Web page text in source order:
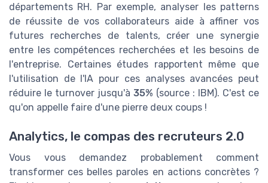
départements RH. Par exemple, analyser les patterns
de réussite de vos collaborateurs aide à affiner vos
futures recherches de talents, créer une synergie
entre les compétences recherchées et les besoins de
l'entreprise. Certaines études rapportent même que
l'utilisation de l'IA pour ces analyses avancées peut
réduire le turnover jusqu'à 35% (source : IBM). C'est ce
qu'on appelle faire d'une pierre deux coups !
Analytics, le compas des recruteurs 2.0
Vous vous demandez probablement comment
transformer ces belles paroles en actions concrètes ?